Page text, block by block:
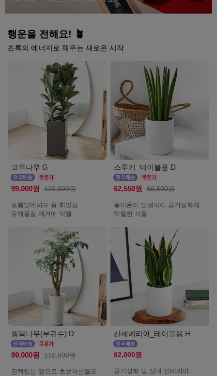
행운을 전해요! 🪴
초록의 에너지로 채우는 새로운 시작
고무나무 G
99,000원 110,000원
포름알데히드 등 휘발성
유해물질 제거에 탁월
스투키_테이블용 D
62,550원 69,500원
음이온이 발생하여 공기정화에
탁월한 식물
행복나무(부귀수) D
99,000원 110,000원
광택있는 잎으로 초보자분들도
산세베리아_테이블용 H
62,000원
공기정화 및 실내 인테리어